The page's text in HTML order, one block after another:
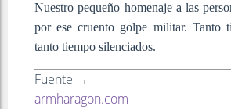
Nuestro pequeño homenaje a las
por ese cruento golpe militar. Tanto
tanto tiempo silenciados.
Fuente →
armharagon.com